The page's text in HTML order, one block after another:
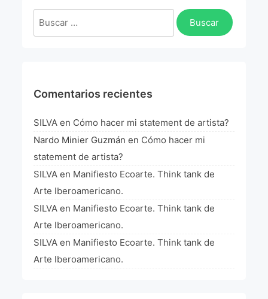
Buscar:
Comentarios recientes
SILVA en Cómo hacer mi statement de artista?
Nardo Minier Guzmán en Cómo hacer mi
statement de artista?
SILVA en Manifiesto Ecoarte. Think tank de
Arte Iberoamericano.
SILVA en Manifiesto Ecoarte. Think tank de
Arte Iberoamericano.
SILVA en Manifiesto Ecoarte. Think tank de
Arte Iberoamericano.